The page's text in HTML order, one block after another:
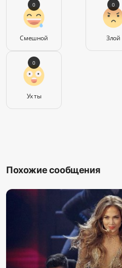
Смешной
0
Злой
0
Ух ты
0
Похожие сообщения